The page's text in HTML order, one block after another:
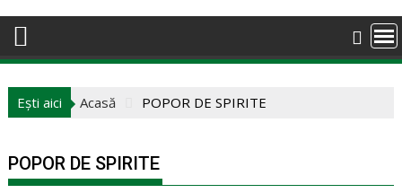
Ești aici Acasă POPOR DE SPIRITE
POPOR DE SPIRITE